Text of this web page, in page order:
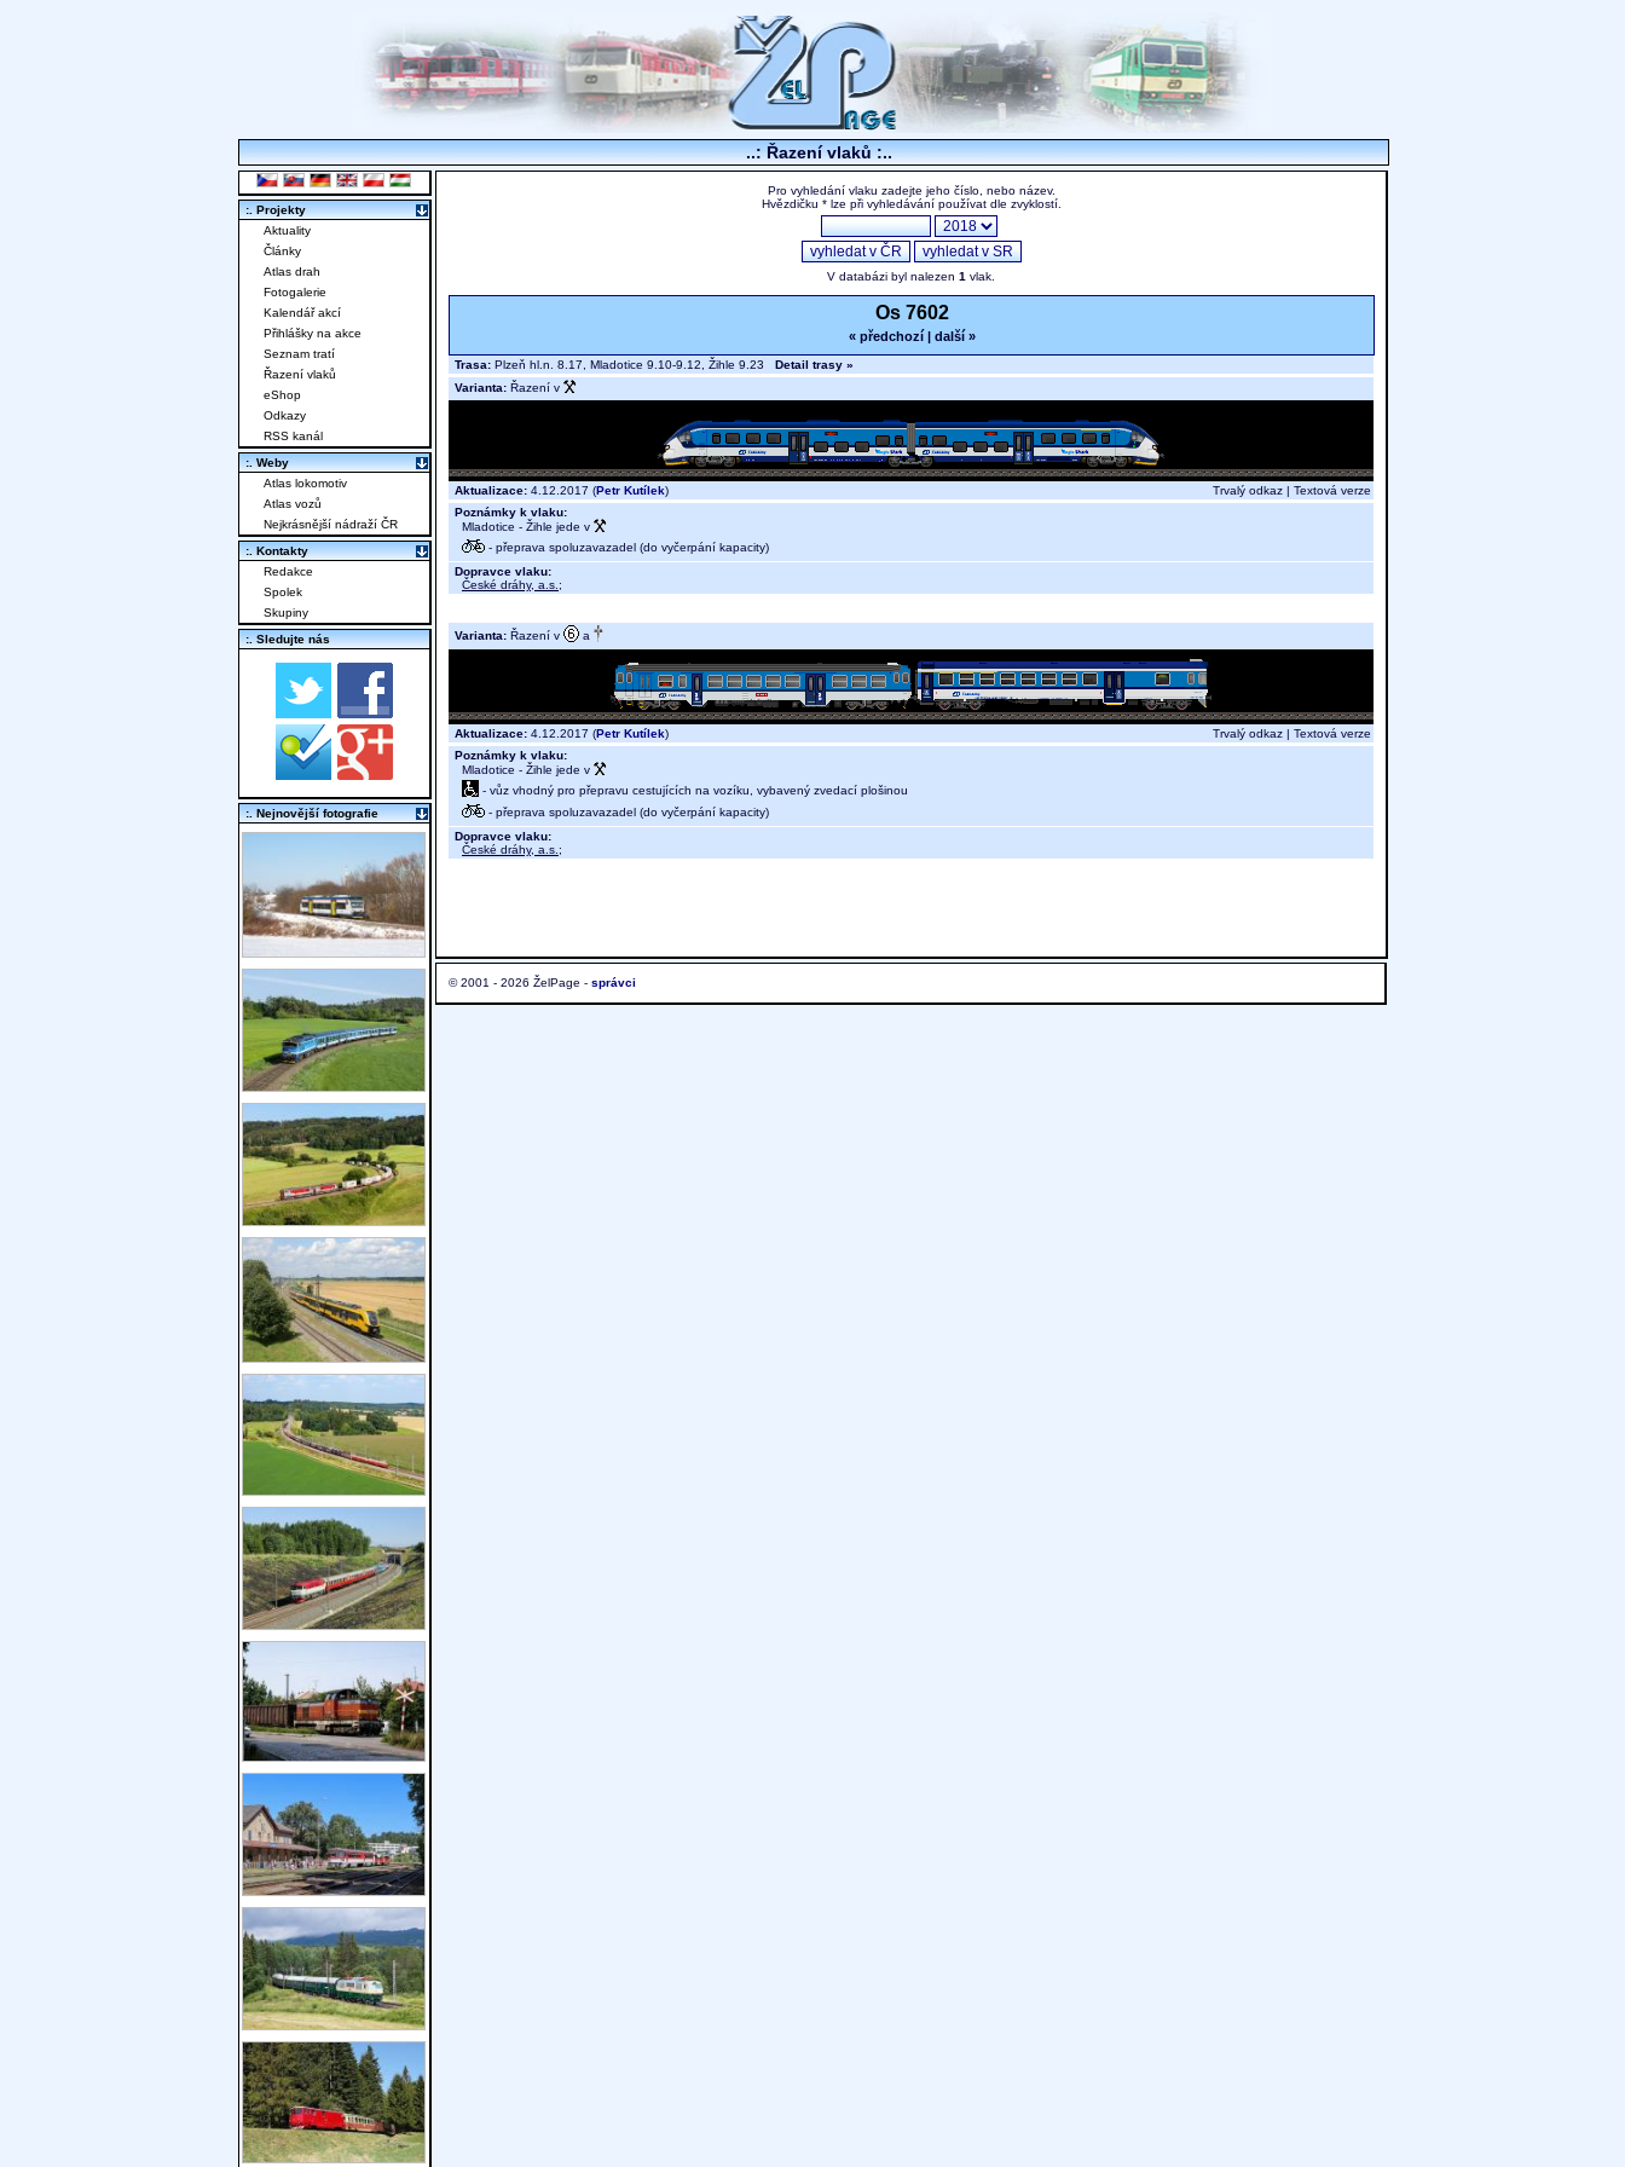
..: Řazení vlaků :..
Pro vyhledání vlaku zadejte jeho číslo, nebo název.
Hvězdičku * lze při vyhledávání používat dle zvyklostí.
V databázi byl nalezen 1 vlak.
Os 7602
« předchozí| další »
Trasa: Plzeň hl.n. 8.17, Mladotice 9.10-9.12, Žihle 9.23 Detail trasy »
Varianta: Řazení v
Aktualizace: 4.12.2017 (Petr Kutílek) Trvalý odkaz | Textová verze
Poznámky k vlaku:
Mladotice - Žihle jede v
- přeprava spoluzavazadel (do vyčerpání kapacity)
Dopravce vlaku:
České dráhy, a.s. ;
Varianta: Řazení v a
Aktualizace: 4.12.2017 (Petr Kutílek) Trvalý odkaz | Textová verze
Poznámky k vlaku:
Mladotice - Žihle jede v
- vůz vhodný pro přepravu cestujících na vozíku, vybavený zvedací plošinou
- přeprava spoluzavazadel (do vyčerpání kapacity)
Dopravce vlaku:
České dráhy, a.s. ;
© 2001 - 2026 ŽelPage - správci
:. Projekty
Aktuality
Články
Atlas drah
Fotogalerie
Kalendář akcí
Přihlášky na akce
Seznam tratí
Řazení vlaků
eShop
Odkazy
RSS kanál
:. Weby
Atlas lokomotiv
Atlas vozů
Nejkrásnější nádraží ČR
:. Kontakty
Redakce
Spolek
Skupiny
:. Sledujte nás
:. Nejnovější fotografie